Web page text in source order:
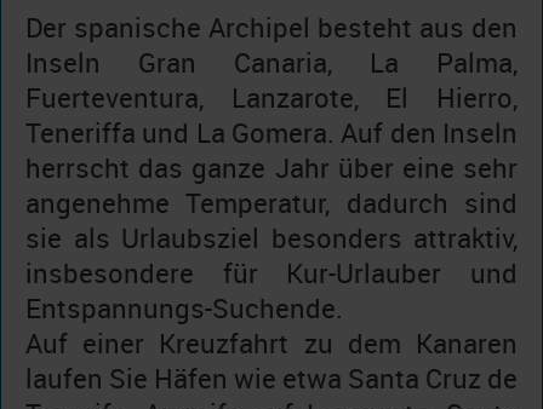
Der spanische Archipel besteht aus den
Inseln Gran Canaria, La Palma,
Fuerteventura, Lanzarote, El Hierro,
Teneriffa und La Gomera. Auf den Inseln
herrscht das ganze Jahr über eine sehr
angenehme Temperatur, dadurch sind
sie als Urlaubsziel besonders attraktiv,
insbesondere für Kur-Urlauber und
Entspannungs-Suchende.
Auf einer Kreuzfahrt zu dem Kanaren
laufen Sie Häfen wie etwa Santa Cruz de